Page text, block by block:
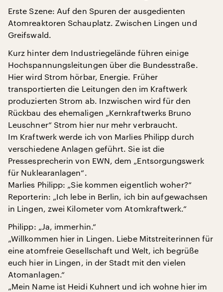
Erste Szene: Auf den Spuren der ausgedienten
Atomreaktoren Schauplatz. Zwischen Lingen und
Greifswald.
Kurz hinter dem Industriegelände führen einige
Hochspannungsleitungen über die Bundesstraße.
Hier wird Strom hörbar, Energie. Früher
transportierten die Leitungen den im Kraftwerk
produzierten Strom ab. Inzwischen wird für den
Rückbau des ehemaligen „Kernkraftwerks Bruno
Leuschner“ Strom hier nur mehr verbraucht.
Im Kraftwerk werde ich von Marlies Philipp durch
verschiedene Anlagen geführt. Sie ist die
Pressesprecherin von EWN, dem „Entsorgungswerk
für Nuklearanlagen“.
Marlies Philipp: „Sie kommen eigentlich woher?“
Reporterin: „Ich lebe in Berlin, ich bin aufgewachsen
in Lingen, zwei Kilometer vom Atomkraftwerk.“
Philipp: „Ja, immerhin.“
„Willkommen hier in Lingen. Liebe Mitstreiterinnen für
eine atomfreie Gesellschaft und Welt, ich begrüße
euch hier in Lingen, in der Stadt mit den vielen
Atomanlagen.“
„Mein Name ist Heidi Kuhnert und ich wohne hier im